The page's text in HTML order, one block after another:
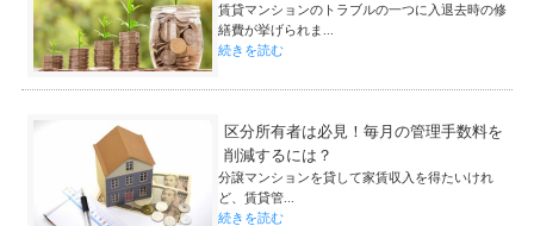
賃貸マンションのトラブルの一つに入退去時の修
繕費が挙げられま...
続きを読む
区分所有者は必見！毎月の管理手数料を
削減するには？
分譲マンションを貸して家賃収入を得たいけれ
ど、賃貸管...
続きを読む